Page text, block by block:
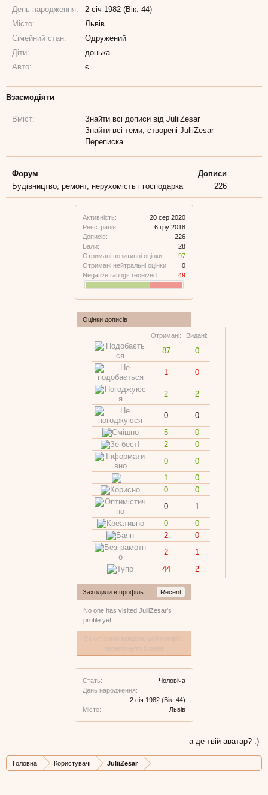
Активність:
20 сер 2020
Реєстрація:
6 гру 2018
Дописів:
226
Бали:
28
Отримані позитивні оцінки:
97
Отримані нейтральні оцінки:
0
Negative ratings received:
49
Оцінки дописів
Отримані: Видані:
87 0
1 0
2 2
0
0
5
0
2
0
0
0
1
0
0
0
0
1
0
0
2
0
2
1
44
2
Заходили в профіль Recent
No one has visited JuliiZesar's
profile yet!
Стать:
Чоловіча
День народження:
2 січ 1982 (Вік: 44)
Місто:
Львів
День народження:
2 січ 1982 (Вік: 44)
Місто:
Львів
Сімейний стан:
Одружений
Діти:
донька
Авто:
є
Взаємодіяти
Вміст:
Знайти всі дописи від JuliiZesar
Знайти всі теми, створені JuliiZesar
Переписка
Форум
Дописи
Будівництво, ремонт, нерухомість і господарка
226
а де твій аватар? :)
Головна Користувачі JuliiZesar